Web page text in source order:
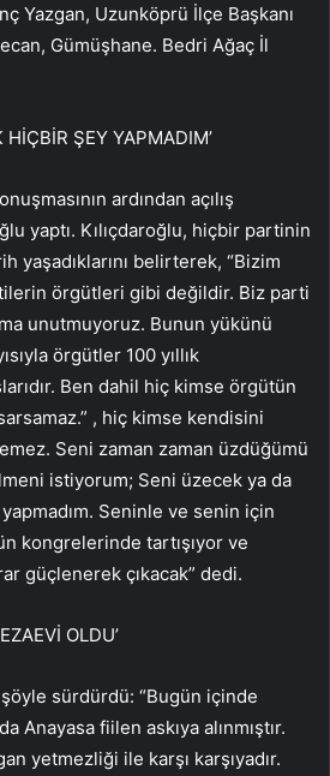
Yazgan, Uzunköprü İlçe Başkanı
Gümüşhane. Bedri Ağaç İl
HİÇBİR ŞEY YAPMADIM’
ardından açılış
yaptı. Kılıçdaroğlu, hiçbir partinin
yaşadıklarını belirterek, “Bizim
örgütleri gibi değildir. Biz parti
unutmuyoruz. Bunun yükünü
örgütler 100 yıllık
Ben dahil hiç kimse örgütün
, hiç kimse kendisini
Seni zaman zaman üzdüğümü
istiyorum; Seni üzecek ya da
Seninle ve senin için
kongrelerinde tartışıyor ve
güçlenerek çıkacak” dedi.
OLDU’
sürdürdü: “Bugün içinde
Anayasa fiilen askıya alınmıştır.
yetmezliği ile karşı karşıyadır.